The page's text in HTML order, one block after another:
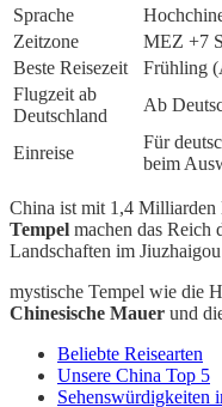
Sprache
Zeitzone
MEZ +7
Beste Reisezeit
Frühling
Flugzeit ab
Deutschland
Ab
Einreise
Für
beim
China ist mit 1,4 Milliarden
Tempel machen das Reich
Landschaften im
mystische Tempel wie die
Chinesische Mauer und
Beliebte Reisearten
Unsere China Top 5
Sehenswürdigkeiten